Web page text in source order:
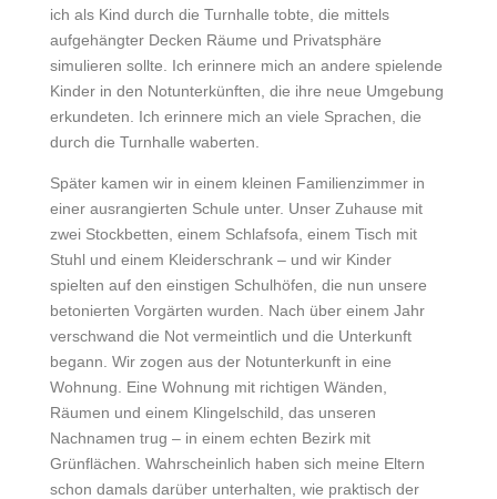
ich als Kind durch die Turnhalle tobte, die mittels
aufgehängter Decken Räume und Privatsphäre
simulieren sollte. Ich erinnere mich an andere spielende
Kinder in den Notunterkünften, die ihre neue Umgebung
erkundeten. Ich erinnere mich an viele Sprachen, die
durch die Turnhalle waberten.
Später kamen wir in einem kleinen Familienzimmer in
einer ausrangierten Schule unter. Unser Zuhause mit
zwei Stockbetten, einem Schlafsofa, einem Tisch mit
Stuhl und einem Kleiderschrank – und wir Kinder
spielten auf den einstigen Schulhöfen, die nun unsere
betonierten Vorgärten wurden. Nach über einem Jahr
verschwand die Not vermeintlich und die Unterkunft
begann. Wir zogen aus der Notunterkunft in eine
Wohnung. Eine Wohnung mit richtigen Wänden,
Räumen und einem Klingelschild, das unseren
Nachnamen trug – in einem echten Bezirk mit
Grünflächen. Wahrscheinlich haben sich meine Eltern
schon damals darüber unterhalten, wie praktisch der